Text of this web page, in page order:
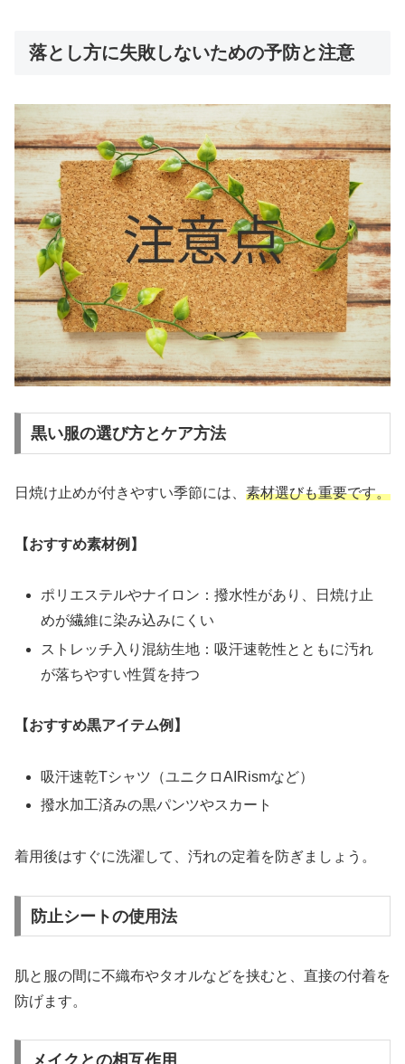
落とし方に失敗しないための予防と注意
黒い服の選び方とケア方法
日焼け止めが付きやすい季節には、 素材選びも重要です。
【おすすめ素材例】
ポリエステルやナイロン：撥水性があり、日焼け止
めが繊維に染み込みにくい
ストレッチ入り混紡生地：吸汗速乾性とともに汚れ
が落ちやすい性質を持つ
【おすすめ黒アイテム例】
吸汗速乾Tシャツ（ユニクロAIRismなど）
撥水加工済みの黒パンツやスカート
着用後はすぐに洗濯して、汚れの定着を防ぎましょう。
防止シートの使用法
肌と服の間に不織布やタオルなどを挟むと、直接の付着を
防げます。